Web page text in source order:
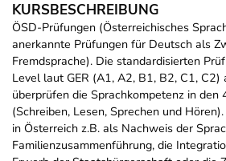
KURSBESCHREIBUNG
ÖSD-Prüfungen (Österreichisches
anerkannte Prüfungen für Deutsch als
Fremdsprache). Die standardisierten
Level laut GER (A1, A2, B1, B2, C1,
überprüfen die Sprachkompetenz in den
(Schreiben, Lesen, Sprechen und
in Österreich z.B. als Nachweis der
Familienzusammenführung, die